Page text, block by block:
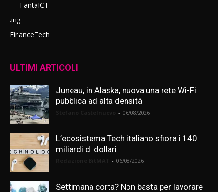
FantaICT
.ing
FinanceTech
ULTIMI ARTICOLI
Juneau, in Alaska, nuova una rete Wi-Fi
pubblica ad alta densità
- 06/08/2026
L’ecosistema Tech italiano sfiora i 140
miliardi di dollari
- 06/08/2026
Settimana corta? Non basta per lavorare